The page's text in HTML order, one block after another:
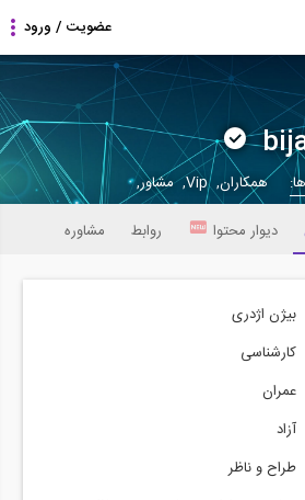
همکاران, Vip, مشاور,
دیوار محتوا روابط مشاوره
بیژن اژدری
کارشناسی
عمران
آزاد
طراح و ناظر